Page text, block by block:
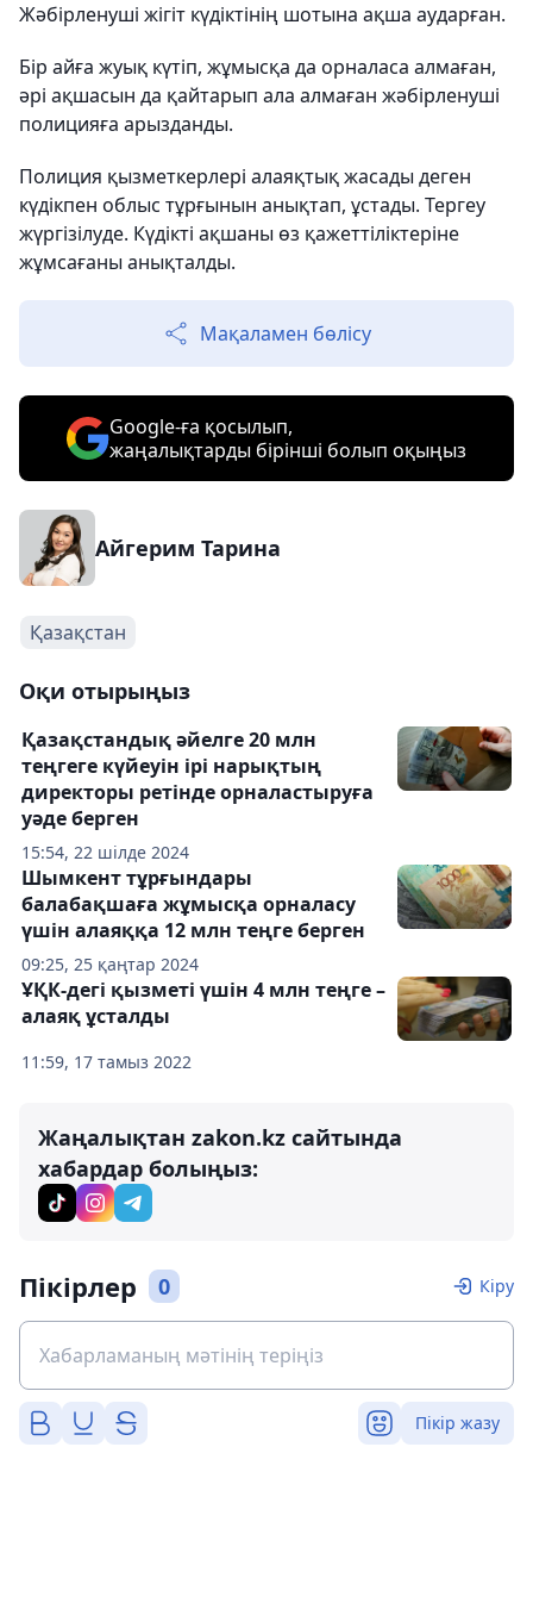
Жәбірленуші жігіт күдіктінің шотына ақша аударған.
Бір айға жуық күтіп, жұмысқа да орналаса алмаған,
әрі ақшасын да қайтарып ала алмаған жәбірленуші
полицияға арызданды.
Полиция қызметкерлері алаяқтық жасады деген
күдікпен облыс тұрғынын анықтап, ұстады. Тергеу
жүргізілуде. Күдікті ақшаны өз қажеттіліктеріне
жұмсағаны анықталды.
Мақаламен бөлісу
Google-ға қосылып,
жаңалықтарды бірінші болып оқыңыз
Айгерим Тарина
Қазақстан
Оқи отырыңыз
15:54, 22 шілде 2024
Қазақстандық әйелге 20 млн
теңгеге күйеуін ірі нарықтың
директоры ретінде орналастыруға
уәде берген
09:25, 25 қаңтар 2024
Шымкент тұрғындары
балабақшаға жұмысқа орналасу
үшін алаяққа 12 млн теңге берген
11:59, 17 тамыз 2022
ҰҚК-дегі қызметі үшін 4 млн теңге –
алаяқ ұсталды
Жаңалықтан zakon.kz сайтында
хабардар болыңыз:
Пікірлер 0 Кіру
Пікір жазу